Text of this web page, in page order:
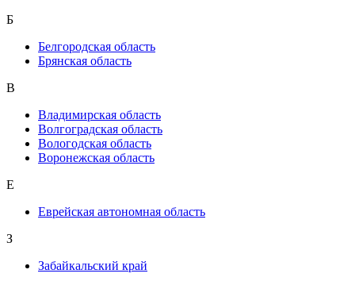
Б
Белгородская область
Брянская область
В
Владимирская область
Волгоградская область
Вологодская область
Воронежская область
Е
Еврейская автономная область
З
Забайкальский край